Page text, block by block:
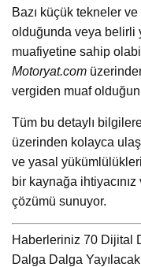
Bazı küçük tekneler
olduğunda veya belirli
muafiyetine sahip
Motoryat.com
vergiden muaf
Tüm bu detaylı
üzerinden kolayca
ve yasal
bir kaynağa ihtiyacınız
çözümü sunuyor.
Haberleriniz 70 Dijital
Dalga Dalga